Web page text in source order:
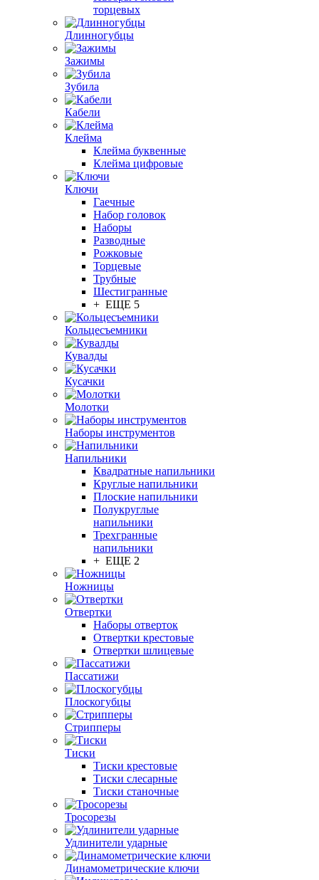
торцевых
Длинногубцы
Зажимы
Зубила
Кабели
Клейма
Клейма буквенные
Клейма цифровые
Ключи
Гаечные
Набор головок
Наборы
Разводные
Рожковые
Торцевые
Трубные
Шестигранные
+ ЕЩЕ 5
Кольцесъемники
Кувалды
Кусачки
Молотки
Наборы инструментов
Напильники
Квадратные напильники
Круглые напильники
Плоские напильники
Полукруглые
напильники
Трехгранные
напильники
+ ЕЩЕ 2
Ножницы
Отвертки
Наборы отверток
Отвертки крестовые
Отвертки шлицевые
Пассатижи
Плоскогубцы
Стрипперы
Тиски
Тиски крестовые
Тиски слесарные
Тиски станочные
Тросорезы
Удлинители ударные
Динамометрические ключи